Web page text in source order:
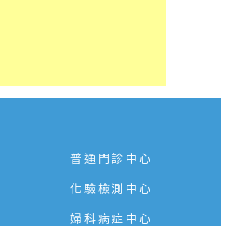
普通門診中心
化驗檢測中心
婦科病症中心